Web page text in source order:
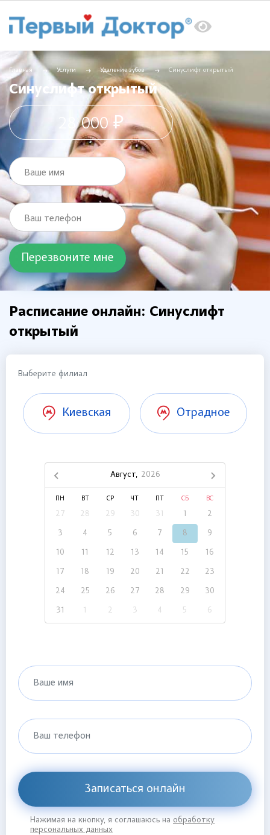
Главная Услуги Удаление зубов Синуслифт открытый
Синуслифт открытый
28 000 ₽
Ваше имя
Ваш телефон
Расписание онлайн: Синуслифт
открытый
Выберите филиал
Киевская Отрадное
Август, 2026
ПН ВТ СР ЧТ СБ ВС
27 28 29 30 31 1 2
3 4 5 6 7 8 9
10 11 12 13 14 15 16
17 18 19 20 21 22 23
24 25 26 27 28 29 30
31 1 2 3 4 5 6
Ваше имя
Ваш телефон
Записаться онлайн
Нажимая на кнопку, я соглашаюсь на обработку
персональных данных